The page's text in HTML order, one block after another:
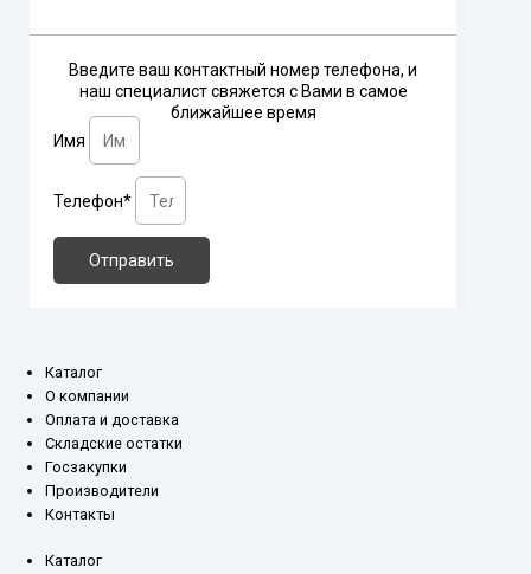
Введите ваш контактный номер телефона, и
наш специалист свяжется с Вами в самое
ближайшее время
Имя
Телефон*
Отправить
Каталог
О компании
Оплата и доставка
Складские остатки
Госзакупки
Производители
Контакты
Каталог